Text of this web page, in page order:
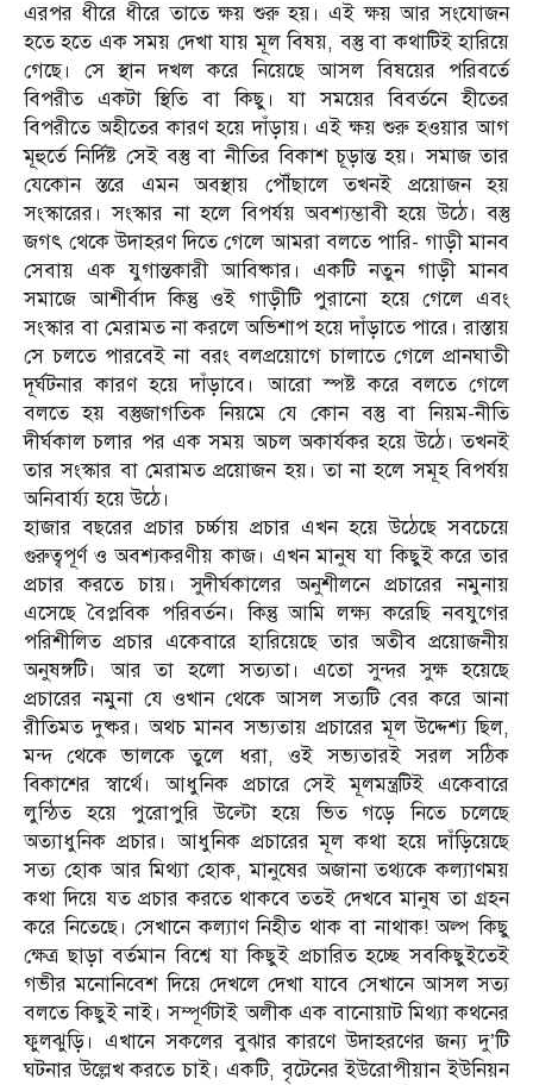
এরপর ধীরে ধীরে তাতে ক্ষয় শুরু হয়। এই ক্ষয় আর সংযোজন
হতে হতে এক সময় দেখা যায় মূল বিষয়, বস্তু বা কথাটিই হারিয়ে
গেছে। সে স্থান দখল করে নিয়েছে আসল বিষয়ের পরিবর্তে
বিপরীত একটা স্থিতি বা কিছু। যা সময়ের বিবর্তনে হীতের
বিপরীতে অহীতের কারণ হয়ে দাঁড়ায়। এই ক্ষয় শুরু হওয়ার আগ
মূহুর্তে নির্দিষ্ট সেই বস্তু বা নীতির বিকাশ চূড়ান্ত হয়। সমাজ তার
যেকোন স্তরে এমন অবস্থায় পৌঁছালে তখনই প্রয়োজন হয়
সংস্কারের। সংস্কার না হলে বিপর্যয় অবশ্যম্ভাবী হয়ে উঠে। বস্তু
জগৎ থেকে উদাহরণ দিতে গেলে আমরা বলতে পারি- গাড়ী মানব
সেবায় এক যুগান্তকারী আবিষ্কার। একটি নতুন গাড়ী মানব
সমাজে আশীর্বাদ কিন্তু ওই গাড়ীটি পুরানো হয়ে গেলে এবং
সংস্কার বা মেরামত না করলে অভিশাপ হয়ে দাঁড়াতে পারে। রাস্তায়
সে চলতে পারবেই না বরং বলপ্রয়োগে চালাতে গেলে প্রানঘাতী
দূর্ঘটনার কারণ হয়ে দাঁড়াবে। আরো স্পষ্ট করে বলতে গেলে
বলতে হয় বস্তুজাগতিক নিয়মে যে কোন বস্তু বা নিয়ম-নীতি
দীর্ঘকাল চলার পর এক সময় অচল অকার্যকর হয়ে উঠে। তখনই
তার সংস্কার বা মেরামত প্রয়োজন হয়। তা না হলে সমূহ বিপর্যয়
অনিবার্য্য হয়ে উঠে।
হাজার বছরের প্রচার চর্চ্চায় প্রচার এখন হয়ে উঠেছে সবচেয়ে
গুরুত্বপূর্ণ ও অবশ্যকরণীয় কাজ। এখন মানুষ যা কিছুই করে তার
প্রচার করতে চায়। সুদীর্ঘকালের অনুশীলনে প্রচারের নমুনায়
এসেছে বৈপ্লবিক পরিবর্তন। কিন্তু আমি লক্ষ্য করেছি নবযুগের
পরিশীলিত প্রচার একেবারে হারিয়েছে তার অতীব প্রয়োজনীয়
অনুষঙ্গটি। আর তা হলো সত্যতা। এতো সুন্দর সুক্ষ হয়েছে
প্রচারের নমুনা যে ওখান থেকে আসল সত্যটি বের করে আনা
রীতিমত দুষ্কর। অথচ মানব সভ্যতায় প্রচারের মূল উদ্দেশ্য ছিল,
মন্দ থেকে ভালকে তুলে ধরা, ওই সভ্যতারই সরল সঠিক
বিকাশের স্বার্থে। আধুনিক প্রচারে সেই মূলমন্ত্রটিই একেবারে
লুন্ঠিত হয়ে পুরোপুরি উল্টো হয়ে ভিত গড়ে নিতে চলেছে
অত্যাধুনিক প্রচার। আধুনিক প্রচারের মূল কথা হয়ে দাঁড়িয়েছে
সত্য হোক আর মিথ্যা হোক, মানুষের অজানা তথ্যকে কল্যাণময়
কথা দিয়ে যত প্রচার করতে থাকবে ততই দেখবে মানুষ তা গ্রহন
করে নিতেছে। সেখানে কল্যাণ নিহীত থাক বা নাথাক! অল্প কিছু
ক্ষেত্র ছাড়া বর্তমান বিশ্বে যা কিছুই প্রচারিত হচ্ছে সবকিছুইতেই
গভীর মনোনিবেশ দিয়ে দেখলে দেখা যাবে সেখানে আসল সত্য
বলতে কিছুই নাই। সম্পূর্ণটাই অলীক এক বানোয়াট মিথ্যা কথনের
ফুলঝুড়ি। এখানে সকলের বুঝার কারণে উদাহরণের জন্য দু’টি
ঘটনার উল্লেখ করতে চাই। একটি, বৃটেনের ইউরোপীয়ান ইউনিয়ন